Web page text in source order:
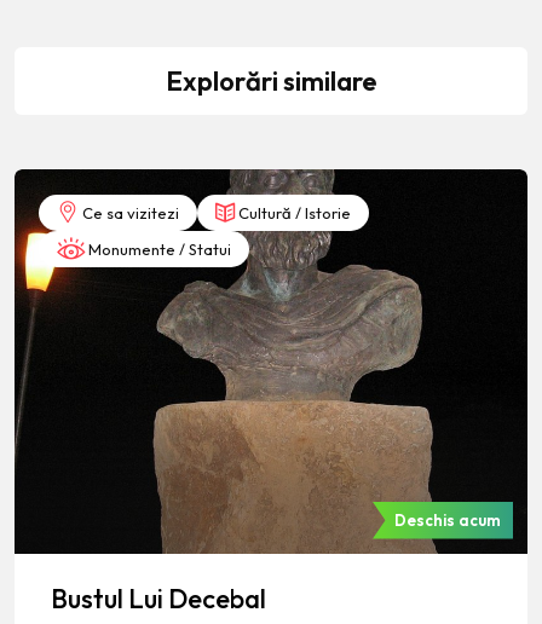
Explorări similare
Ce sa vizitezi
Cultură / Istorie
Monumente / Statui
Deschis acum
Bustul Lui Decebal